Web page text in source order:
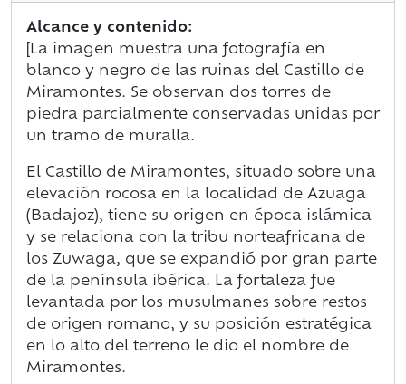
Alcance y contenido:
[La imagen muestra una fotografía en
blanco y negro de las ruinas del Castillo de
Miramontes. Se observan dos torres de
piedra parcialmente conservadas unidas por
un tramo de muralla.
El Castillo de Miramontes, situado sobre una
elevación rocosa en la localidad de Azuaga
(Badajoz), tiene su origen en época islámica
y se relaciona con la tribu norteafricana de
los Zuwaga, que se expandió por gran parte
de la península ibérica. La fortaleza fue
levantada por los musulmanes sobre restos
de origen romano, y su posición estratégica
en lo alto del terreno le dio el nombre de
Miramontes.